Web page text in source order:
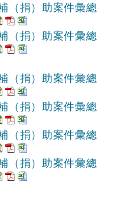
（捐）助案件彙總
（捐）助案件彙總
（捐）助案件彙總
（捐）助案件彙總
（捐）助案件彙總
（捐）助案件彙總